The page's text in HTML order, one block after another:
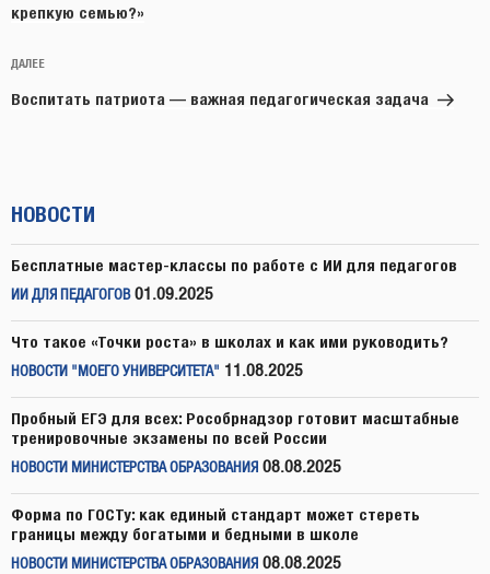
крепкую семью?»
Следующая
запись
ДАЛЕЕ
Воспитать патриота — важная педагогическая задача
НОВОСТИ
Бесплатные мастер-классы по работе с ИИ для педагогов
ИИ ДЛЯ ПЕДАГОГОВ 01.09.2025
Что такое «Точки роста» в школах и как ими руководить?
НОВОСТИ "МОЕГО УНИВЕРСИТЕТА" 11.08.2025
Пробный ЕГЭ для всех: Рособрнадзор готовит масштабные
тренировочные экзамены по всей России
НОВОСТИ МИНИСТЕРСТВА ОБРАЗОВАНИЯ 08.08.2025
Форма по ГОСТу: как единый стандарт может стереть
границы между богатыми и бедными в школе
НОВОСТИ МИНИСТЕРСТВА ОБРАЗОВАНИЯ 08.08.2025